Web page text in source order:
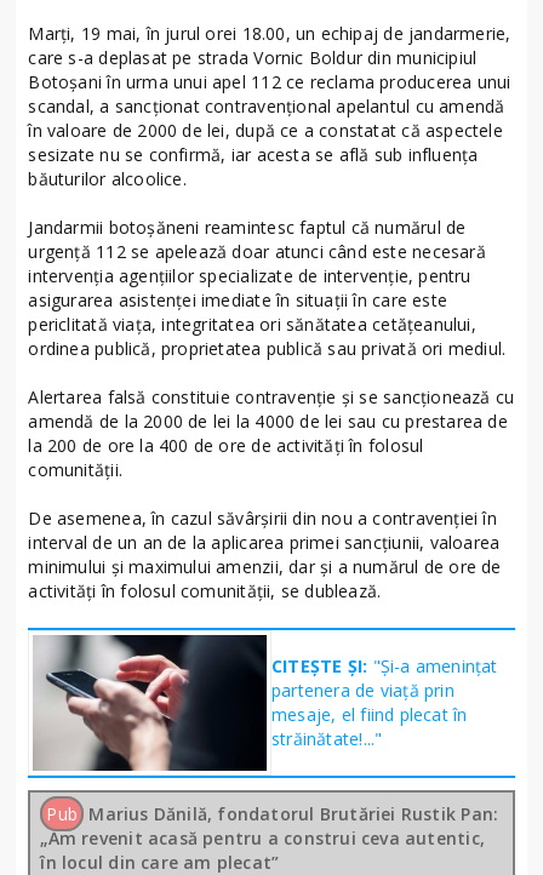
Marți, 19 mai, în jurul orei 18.00, un echipaj de jandarmerie,
care s-a deplasat pe strada Vornic Boldur din municipiul
Botoșani în urma unui apel 112 ce reclama producerea unui
scandal, a sancționat contravențional apelantul cu amendă
în valoare de 2000 de lei, după ce a constatat că aspectele
sesizate nu se confirmă, iar acesta se află sub influența
băuturilor alcoolice.
Jandarmii botoșăneni reamintesc faptul că numărul de
urgenţă 112 se apelează doar atunci când este necesară
intervenția agențiilor specializate de intervenție, pentru
asigurarea asistenței imediate în situații în care este
periclitată viața, integritatea ori sănătatea cetățeanului,
ordinea publică, proprietatea publică sau privată ori mediul.
Alertarea falsă constituie contravenție și se sancționează cu
amendă de la 2000 de lei la 4000 de lei sau cu prestarea de
la 200 de ore la 400 de ore de activități în folosul
comunității.
De asemenea, în cazul săvârșirii din nou a contravenției în
interval de un an de la aplicarea primei sancțiunii, valoarea
minimului și maximului amenzii, dar și a numărul de ore de
activități în folosul comunității, se dublează.
CITEȘTE ȘI: "Și-a amenințat
partenera de viață prin
mesaje, el fiind plecat în
străinătate!..."
Pub Marius Dănilă, fondatorul Brutăriei Rustik Pan:
„Am revenit acasă pentru a construi ceva autentic,
în locul din care am plecat”